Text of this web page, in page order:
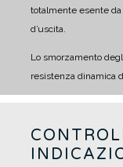
totalmente esente
d’uscita.
Lo smorzamento
resistenza dinamica